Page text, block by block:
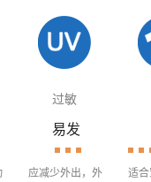
过敏
易发
应减少外出，外
适合